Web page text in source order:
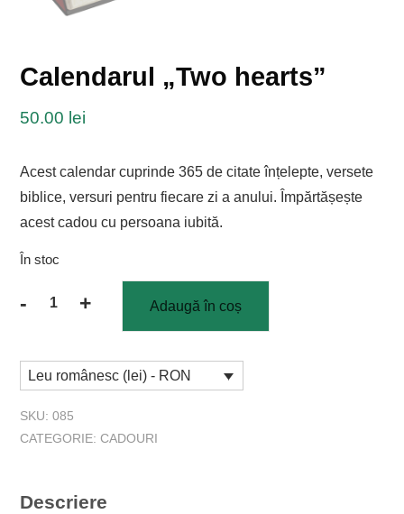
Calendarul „Two hearts”
50.00 lei
Acest calendar cuprinde 365 de citate înțelepte, versete
biblice, versuri pentru fiecare zi a anului. Împărtășește
acest cadou cu persoana iubită.
În stoc
-Cantitate
hearts"
+ Adaugă în coș
Leu românesc (lei) - RON
SKU: 085
CATEGORIE: CADOURI
Descriere